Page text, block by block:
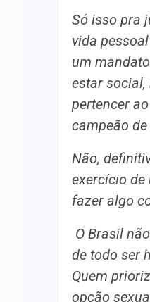
Só isso pra
vida
um
estar social,
pertencer
campeão
Não,
exercício
fazer algo
O Brasil
de todo ser
Quem
opção